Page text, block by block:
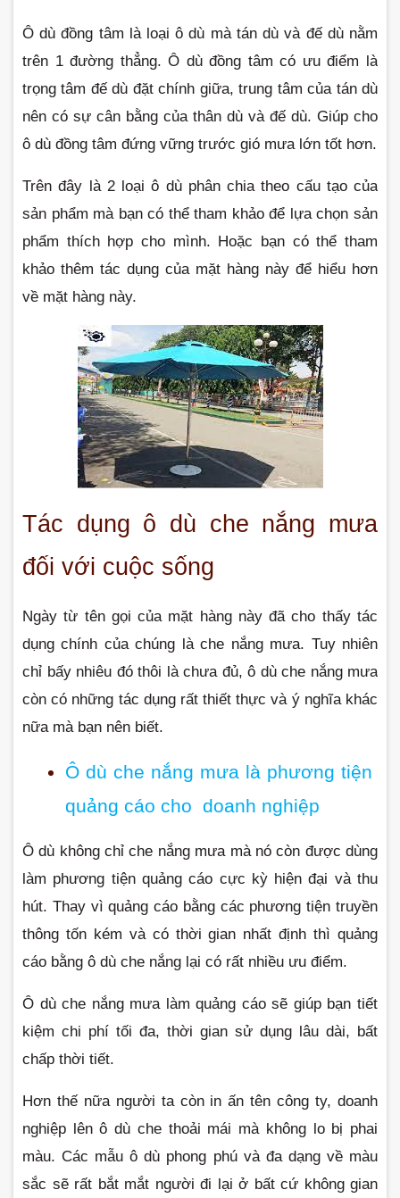
Ô dù đồng tâm là loại ô dù mà tán dù và đế dù nằm
trên 1 đường thẳng. Ô dù đồng tâm có ưu điểm là
trọng tâm đế dù đặt chính giữa, trung tâm của tán dù
nên có sự cân bằng của thân dù và đế dù. Giúp cho
ô dù đồng tâm đứng vững trước gió mưa lớn tốt hơn.
Trên đây là 2 loại ô dù phân chia theo cấu tạo của
sản phẩm mà bạn có thể tham khảo để lựa chọn sản
phẩm thích hợp cho mình. Hoặc bạn có thể tham
khảo thêm tác dụng của mặt hàng này để hiểu hơn
về mặt hàng này.
Tác dụng ô dù che nắng mưa
đối với cuộc sống
Ngày từ tên gọi của mặt hàng này đã cho thấy tác
dụng chính của chúng là che nắng mưa. Tuy nhiên
chỉ bấy nhiêu đó thôi là chưa đủ, ô dù che nắng mưa
còn có những tác dụng rất thiết thực và ý nghĩa khác
nữa mà bạn nên biết.
Ô dù che nắng mưa là phương tiện
quảng cáo cho  doanh nghiệp
Ô dù không chỉ che nắng mưa mà nó còn được dùng
làm phương tiện quảng cáo cực kỳ hiện đại và thu
hút. Thay vì quảng cáo bằng các phương tiện truyền
thông tốn kém và có thời gian nhất định thì quảng
cáo bằng ô dù che nắng lại có rất nhiều ưu điểm.
Ô dù che nắng mưa làm quảng cáo sẽ giúp bạn tiết
kiệm chi phí tối đa, thời gian sử dụng lâu dài, bất
chấp thời tiết.
Hơn thế nữa người ta còn in ấn tên công ty, doanh
nghiệp lên ô dù che thoải mái mà không lo bị phai
màu. Các mẫu ô dù phong phú và đa dạng về màu
sắc sẽ rất bắt mắt người đi lại ở bất cứ không gian